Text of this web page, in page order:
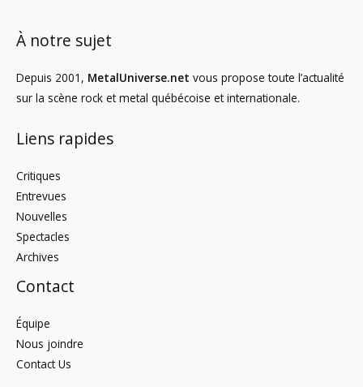
À notre sujet
Depuis 2001, MetalUniverse.net vous propose toute l’actualité
sur la scène rock et metal québécoise et internationale.
Liens rapides
Critiques
Entrevues
Nouvelles
Spectacles
Archives
Contact
Équipe
Nous joindre
Contact Us